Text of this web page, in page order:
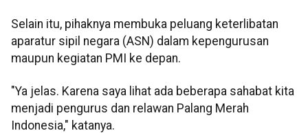
Selain itu, pihaknya membuka peluang keterlibatan
aparatur sipil negara (ASN) dalam kepengurusan
maupun kegiatan PMI ke depan.
"Ya jelas. Karena saya lihat ada beberapa sahabat kita
menjadi pengurus dan relawan Palang Merah
Indonesia," katanya.